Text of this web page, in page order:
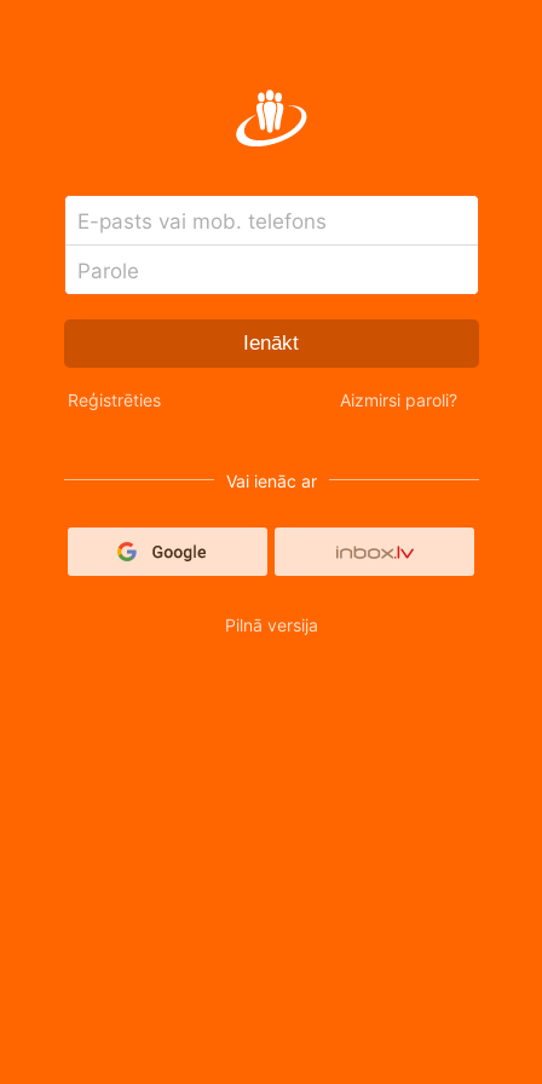
E-pasts vai mob. telefons
Parole
Ienākt
Reģistrēties Aizmirsi paroli?
Vai ienāc ar
Pilnā versija